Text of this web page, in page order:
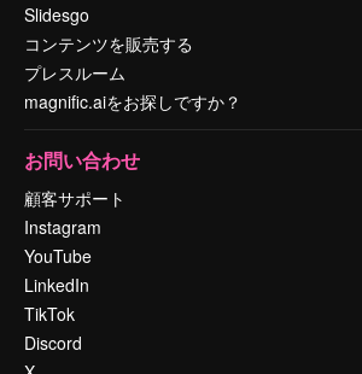
Slidesgo
コンテンツを販売する
プレスルーム
magnific.aiをお探しですか？
お問い合わせ
顧客サポート
Instagram
YouTube
LinkedIn
TikTok
Discord